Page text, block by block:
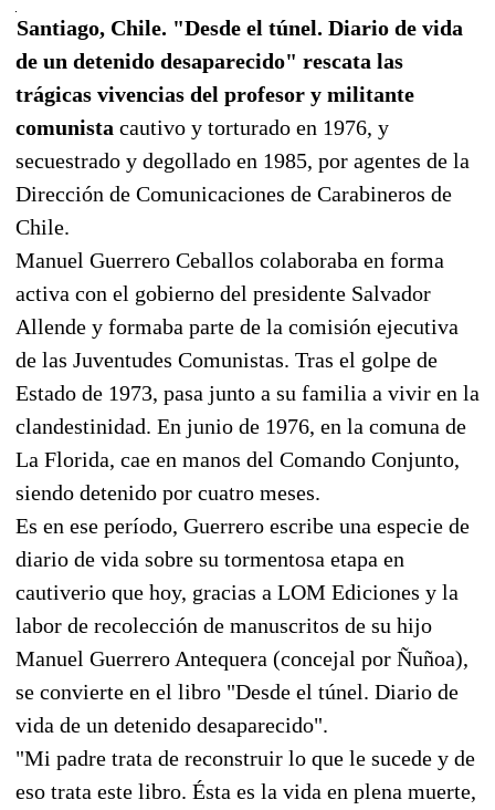
Santiago, Chile. "Desde el túnel. Diario de vida
de un detenido desaparecido" rescata las
trágicas vivencias del profesor y militante
comunista cautivo y torturado en 1976, y
secuestrado y degollado en 1985, por agentes de la
Dirección de Comunicaciones de Carabineros de
Chile.
Manuel Guerrero Ceballos colaboraba en forma
activa con el gobierno del presidente Salvador
Allende y formaba parte de la comisión ejecutiva
de las Juventudes Comunistas. Tras el golpe de
Estado de 1973, pasa junto a su familia a vivir en la
clandestinidad. En junio de 1976, en la comuna de
La Florida, cae en manos del Comando Conjunto,
siendo detenido por cuatro meses.
Es en ese período, Guerrero escribe una especie de
diario de vida sobre su tormentosa etapa en
cautiverio que hoy, gracias a LOM Ediciones y la
labor de recolección de manuscritos de su hijo
Manuel Guerrero Antequera (concejal por Ñuñoa),
se convierte en el libro "Desde el túnel. Diario de
vida de un detenido desaparecido".
"Mi padre trata de reconstruir lo que le sucede y de
eso trata este libro. Ésta es la vida en plena muerte,